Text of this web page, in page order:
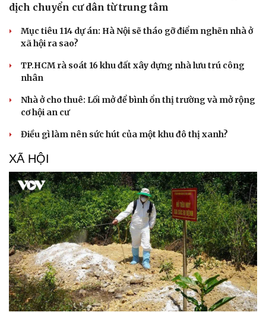
dịch chuyển cư dân từ trung tâm
Mục tiêu 114 dự án: Hà Nội sẽ tháo gỡ điểm nghẽn nhà ở
xã hội ra sao?
TP.HCM rà soát 16 khu đất xây dựng nhà lưu trú công
nhân
Nhà ở cho thuê: Lối mở để bình ổn thị trường và mở rộng
cơ hội an cư
Điều gì làm nên sức hút của một khu đô thị xanh?
XÃ HỘI